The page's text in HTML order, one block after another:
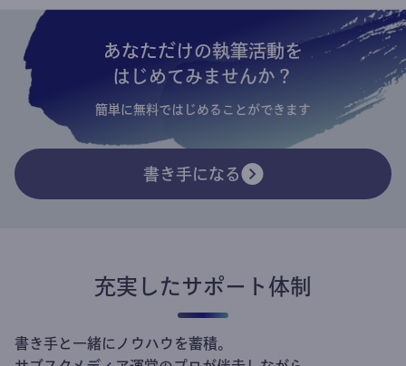
あなただけの執筆活動を
はじめてみませんか？
簡単に無料ではじめることができます
書き手になる
充実したサポート体制
書き手と一緒にノウハウを蓄積。